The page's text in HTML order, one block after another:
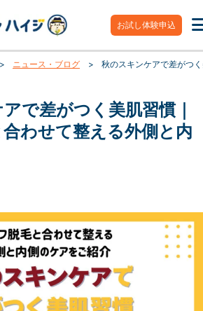
お試し体験申込
> ニュース・ブログ > 秋のスキンケアで差がつ
で差がつく美肌習慣｜
わせて整える外側と内